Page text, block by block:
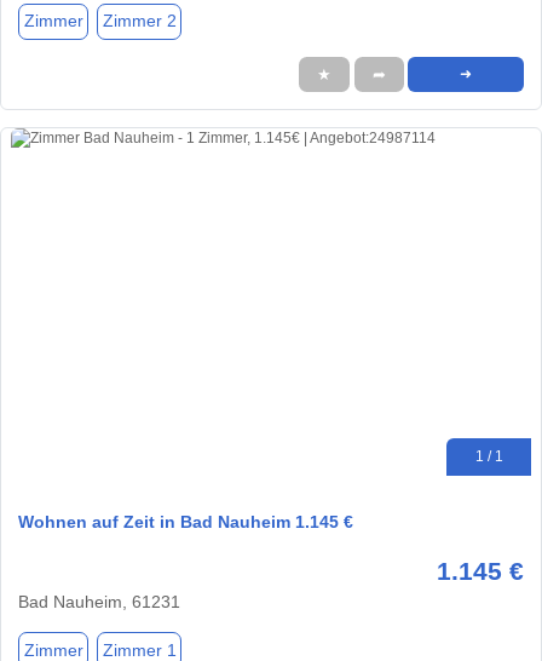
Zimmer Zimmer 2
★ ➦ ➜
1 / 1
Wohnen auf Zeit in Bad Nauheim 1.145 €
1.145 €
Bad Nauheim, 61231
Zimmer Zimmer 1